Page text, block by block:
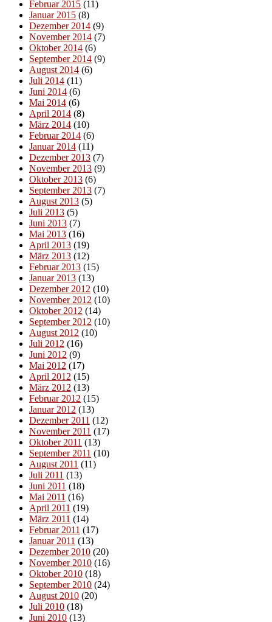
Februar 2015 (11)
Januar 2015 (8)
Dezember 2014 (9)
November 2014 (7)
Oktober 2014 (6)
September 2014 (9)
August 2014 (6)
Juli 2014 (11)
Juni 2014 (6)
Mai 2014 (6)
April 2014 (8)
März 2014 (10)
Februar 2014 (6)
Januar 2014 (11)
Dezember 2013 (7)
November 2013 (9)
Oktober 2013 (6)
September 2013 (7)
August 2013 (5)
Juli 2013 (5)
Juni 2013 (7)
Mai 2013 (16)
April 2013 (19)
März 2013 (12)
Februar 2013 (15)
Januar 2013 (13)
Dezember 2012 (10)
November 2012 (10)
Oktober 2012 (14)
September 2012 (10)
August 2012 (10)
Juli 2012 (16)
Juni 2012 (9)
Mai 2012 (17)
April 2012 (15)
März 2012 (13)
Februar 2012 (15)
Januar 2012 (13)
Dezember 2011 (12)
November 2011 (17)
Oktober 2011 (13)
September 2011 (10)
August 2011 (11)
Juli 2011 (13)
Juni 2011 (18)
Mai 2011 (16)
April 2011 (19)
März 2011 (14)
Februar 2011 (17)
Januar 2011 (13)
Dezember 2010 (20)
November 2010 (16)
Oktober 2010 (18)
September 2010 (24)
August 2010 (20)
Juli 2010 (18)
Juni 2010 (13)